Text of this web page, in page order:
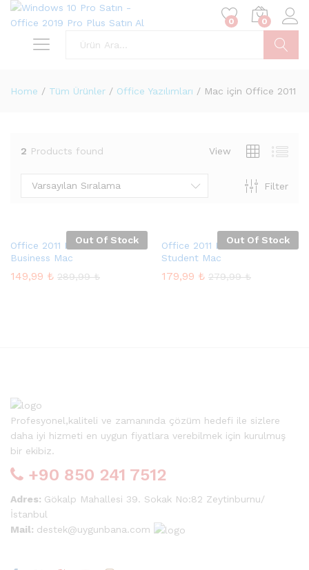
0 0
Home / Tüm Ürünler / Office Yazılımları / Mac için Office 2011
2 Products found View
Filter
Varsayılan Sıralama
Out Of Stock
Office 2011 Home and
Business Mac
149,99 ₺ 289,99₺
Out Of Stock
Office 2011 Home and
Student Mac
179,99 ₺ 279,99₺
Profesyonel,kaliteli ve zamanında çözüm hedefi ile sizlere
daha iyi hizmeti en uygun fiyatlara verebilmek için kurulmuş
bir ekibiz.
+90 850 241 7512
Adres: Gökalp Mahallesi 39. Sokak No:82 Zeytinburnu/
İstanbul
Mail: destek@uygunbana.com